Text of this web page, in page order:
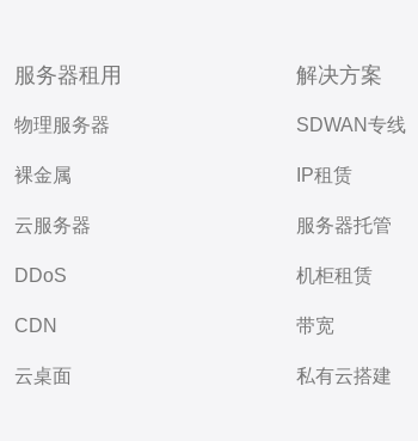
服务器租用
物理服务器
裸金属
云服务器
DDoS
CDN
云桌面
解决方案
SDWAN专线
IP租赁
服务器托管
机柜租赁
带宽
私有云搭建